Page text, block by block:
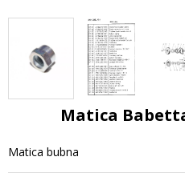
Matica
Matica bubna